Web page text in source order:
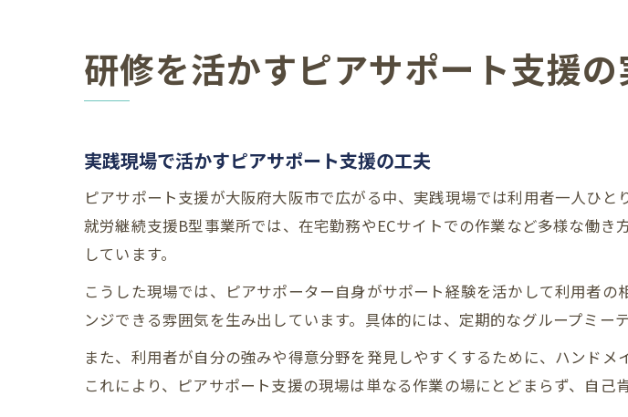
研修を活かすピアサポート支援の
実践現場で活かすピアサポート支援の工夫
ピアサポート支援が大阪府大阪市で広がる中、実践現場では利用者一人ひ
就労継続支援B型事業所では、在宅勤務やECサイトでの作業など多様な働
しています。
こうした現場では、ピアサポーター自身がサポート経験を活かして利用者
ンジできる雰囲気を生み出しています。具体的には、定期的なグループミー
また、利用者が自分の強みや得意分野を発見しやすくするために、ハンドメ
これにより、ピアサポート支援の現場は単なる作業の場にとどまらず、自己